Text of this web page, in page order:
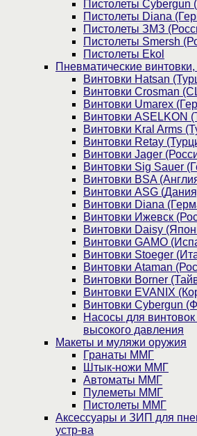
Пистолеты Cybergun
Пистолеты Diana
Пистолеты ЗМЗ
Пистолеты Smersh
Пистолеты Ekol
Пневматические
Винтовки Hatsan
Винтовки Crosman
Винтовки Umarex
Винтовки ASELKON
Винтовки Kral Arms
Винтовки Retay
Винтовки Jager
Винтовки Sig Sauer
Винтовки BSA
Винтовки ASG
Винтовки Diana
Винтовки Ижевск
Винтовки Daisy
Винтовки GAMO
Винтовки Stoeger
Винтовки Ataman
Винтовки Borner
Винтовки EVANIX
Винтовки Cybergun
Насосы для
высокого давления
Макеты и муляжи оружия
Гранаты ММГ
Штык-ножи ММГ
Автоматы ММГ
Пулеметы ММГ
Пистолеты ММГ
Аксессуары и ЗИП для
устр-ва